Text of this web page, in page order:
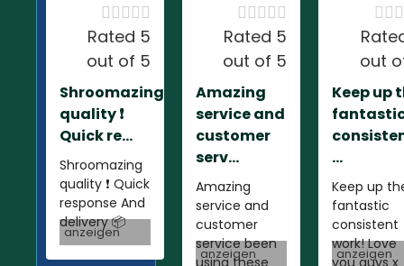

Rated 5
out of 5
Shroomazing
quality ❗️
Quick re...
Shroomazing
quality ❗️ Quick
response And
delivery 📦
anzeigen

Rated 5
out of 5
Amazing
service and
customer
serv...
Amazing
service and
customer
service been
anzeigen

out
Keep up
...
Keep up
fantastic
consistent
work! Love
anzeigen